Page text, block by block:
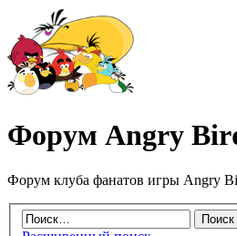
Форум Angry
Форум клуба фанатов игры Angry